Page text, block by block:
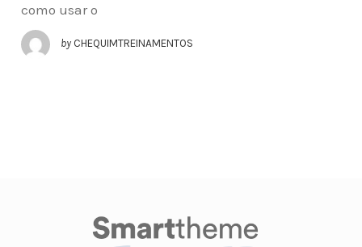
como usar o
by CHEQUIMTREINAMENTOS